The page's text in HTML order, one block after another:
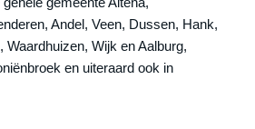
Andel, Veen, Dussen, Hank,
Waardhuizen, Wijk en Aalburg,
en uiteraard ook in